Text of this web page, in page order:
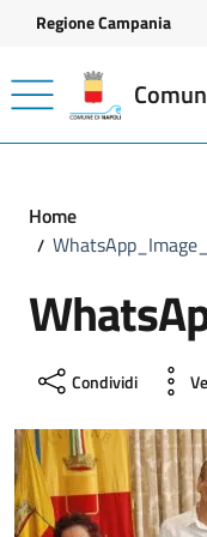
Vai ai contenuti
Vai al footer
Regione Campania
Home
Condividi